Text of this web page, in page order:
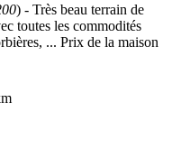
) - Très beau terrain de
toutes les commodités
... Prix de la maison